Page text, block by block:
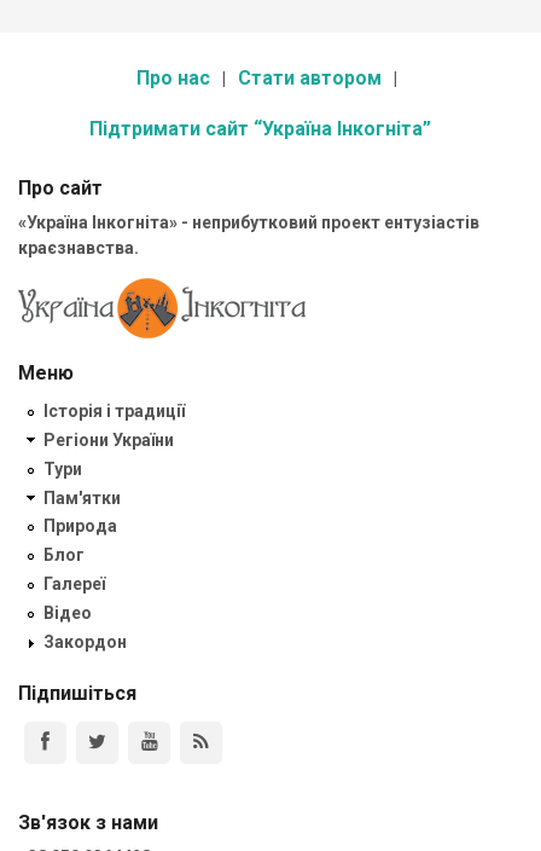
Про нас Стати автором
Підтримати сайт “Україна Інкогніта”
Про сайт
«Україна Інкогніта» - неприбутковий проект ентузіастів
краєзнавства.
Меню
Історія і традиції
Регіони України
Тури
Пам'ятки
Природа
Блог
Галереї
Відео
Закордон
Підпишіться
Зв'язок з нами